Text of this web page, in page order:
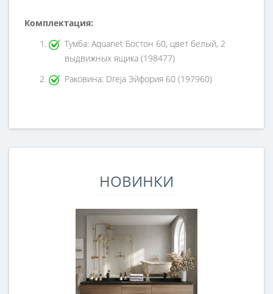
Комплектация:
Тумба: Aquanet Бостон 60, цвет белый, 2
выдвижных ящика (198477)
Раковина: Dreja Эйфория 60 (197960)
НОВИНКИ